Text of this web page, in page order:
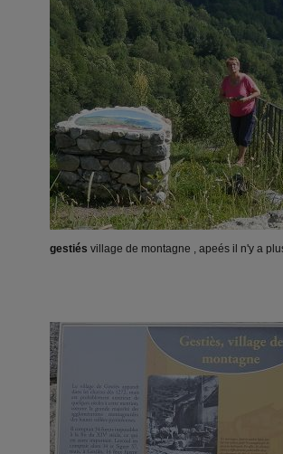
gestiés village de montagne , apeés il n'y a